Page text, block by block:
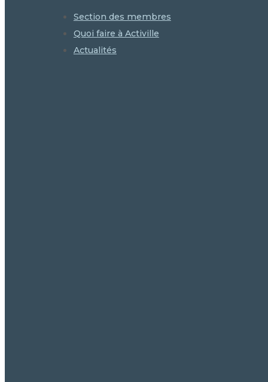
Section des membres
Quoi faire à Activille
Actualités